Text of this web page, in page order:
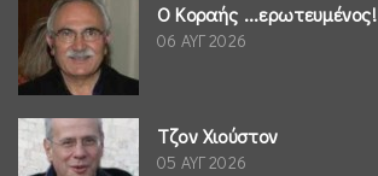
Ο Κοραής ...ερωτευμένος!
06 ΑΥΓ 2026
Τζον Χιούστον
05 ΑΥΓ 2026